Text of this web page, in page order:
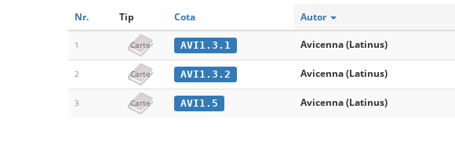
Nr. Tip Cota Autor
1 Carte AVI1.3.1 Avicenna (Latinus)
2 Carte AVI1.3.2 Avicenna (Latinus)
3 Carte AVI1.5 Avicenna (Latinus)